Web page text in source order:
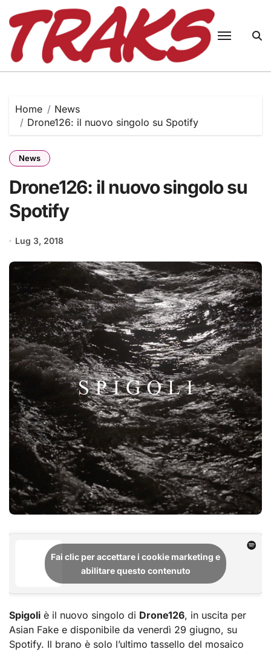
content
Home
News
Drone126: il nuovo singolo su Spotify
News
Drone126: il nuovo singolo su
Spotify
Lug 3, 2018
Fai clic per accettare i cookie marketing e
abilitare questo contenuto
Spigoli è il nuovo singolo di Drone126, in uscita per
Asian Fake e disponibile da venerdì 29 giugno, su
Spotify. Il brano è solo l’ultimo tassello del mosaico